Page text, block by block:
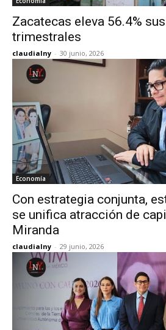
Zacatecas eleva 56.4%
trimestrales
claudialny - 30 junio, 2026
Economía
Con estrategia conjunta,
se unifica atracción de
Miranda
claudialny - 29 junio, 2026